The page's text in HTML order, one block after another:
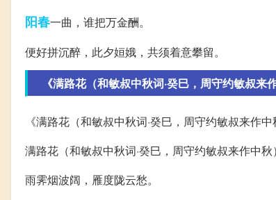
阳春一曲，谁把万金酬。
便好拼沉醉，此夕姮娥，共须着意攀留。
《满路花（和敏叔中秋词·癸巳，周守约敏叔
《满路花（和敏叔中秋词·癸巳，周守约敏叔来作
满路花（和敏叔中秋词·癸巳，周守约敏叔来作中秋）
雨霁烟波阔，雁度陇云愁。